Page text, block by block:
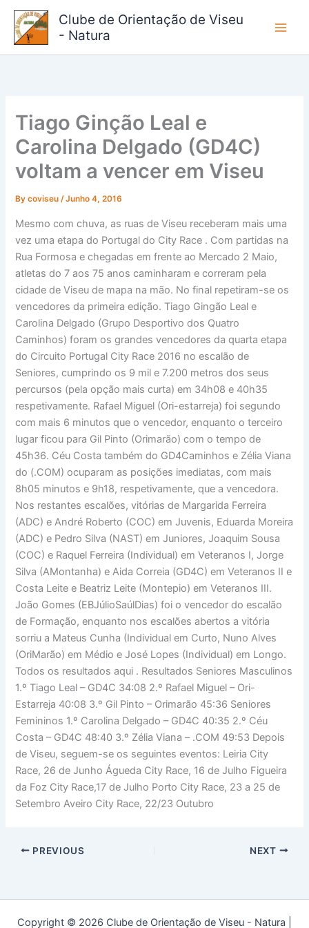
Skip
content
Clube de Orientação de Viseu
- Natura
Tiago Ginção Leal e
Carolina Delgado (GD4C)
voltam a vencer em Viseu
Bycoviseu/Junho 4, 2016
Mesmo com chuva, as ruas de Viseu receberam mais uma
vez uma etapa do Portugal do City Race . Com partidas na
Rua Formosa e chegadas em frente ao Mercado 2 Maio,
atletas do 7 aos 75 anos caminharam e correram pela
cidade de Viseu de mapa na mão. No final repetiram-se os
vencedores da primeira edição. Tiago Gingão Leal e
Carolina Delgado (Grupo Desportivo dos Quatro
Caminhos) foram os grandes vencedores da quarta etapa
do Circuito Portugal City Race 2016 no escalão de
Seniores, cumprindo os 9 mil e 7.200 metros dos seus
percursos (pela opção mais curta) em 34h08 e 40h35
respetivamente. Rafael Miguel (Ori-estarreja) foi segundo
com mais 6 minutos que o vencedor, enquanto o terceiro
lugar ficou para Gil Pinto (Orimarão) com o tempo de
45h36. Céu Costa também do GD4Caminhos e Zélia Viana
do (.COM) ocuparam as posições imediatas, com mais
8h05 minutos e 9h18, respetivamente, que a vencedora.
Nos restantes escalões, vitórias de Margarida Ferreira
(ADC) e André Roberto (COC) em Juvenis, Eduarda Moreira
(ADC) e Pedro Silva (NAST) em Juniores, Joaquim Sousa
(COC) e Raquel Ferreira (Individual) em Veteranos I, Jorge
Silva (AMontanha) e Aida Correia (GD4C) em Veteranos II e
Costa Leite e Beatriz Leite (Montepio) em Veteranos III.
João Gomes (EBJúlioSaúlDias) foi o vencedor do escalão
de Formação, enquanto nos escalões abertos a vitória
sorriu a Mateus Cunha (Individual em Curto, Nuno Alves
(OriMarão) em Médio e José Lopes (Individual) em Longo.
Todos os resultados aqui . Resultados Seniores Masculinos
1.º Tiago Leal – GD4C 34:08 2.º Rafael Miguel – Ori-
Estarreja 40:08 3.º Gil Pinto – Orimarão 45:36 Seniores
Femininos 1.º Carolina Delgado – GD4C 40:35 2.º Céu
Costa – GD4C 48:40 3.º Zélia Viana – .COM 49:53 Depois
de Viseu, seguem-se os seguintes eventos: Leiria City
Race, 26 de Junho Águeda City Race, 16 de Julho Figueira
da Foz City Race,17 de Julho Porto City Race, 23 a 25 de
Setembro Aveiro City Race, 22/23 Outubro
PREVIOUS NEXT
Copyright © 2026 Clube de Orientação de Viseu - Natura |